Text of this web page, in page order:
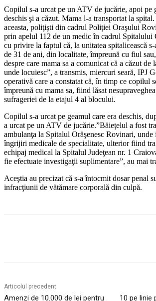
Copilul s-a urcat pe un ATV de jucărie, apoi pe
deschis şi a căzut. Mama l-a transportat la
aceasta, poliţişti din cadrul Poliţiei Oraşului
prin apelul 112 de un medic în cadrul Spitalului
cu privire la faptul că, la unitatea spitalicească
de 31 de ani, din localitate, împreună cu fiul
despre care mama sa a comunicat că a căzut
unde locuiesc”, a transmis, miercuri seară, IPJ
operativă care a constatat că, în timp ce copilul
împreună cu mama sa, fiind lăsat
sufrageriei de la etajul 4 al blocului.
Copilul s-a urcat pe geamul care era deschis,
a urcat pe un ATV de jucărie.”Băieţelul a fost
ambulanţa la Spitalul Orăşenesc Rovinari, unde
îngrijiri medicale de specialitate, ulterior fiind
echipaj medical la Spitalul Judeţean nr. 1
fie efectuate investigaţii suplimentare”, au mai
Aceştia au precizat că s-a întocmit dosar penal
infracţiunii de vătămare corporală din culpă.
Articolul precedent
Amenzi de 10.000 de lei pentru
10 pe linie